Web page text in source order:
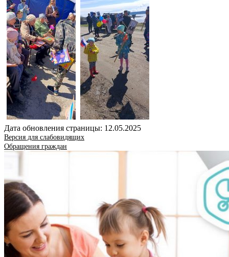
Дата обновления страницы: 12.05.2025
Версия для слабовидящих
Обращения граждан